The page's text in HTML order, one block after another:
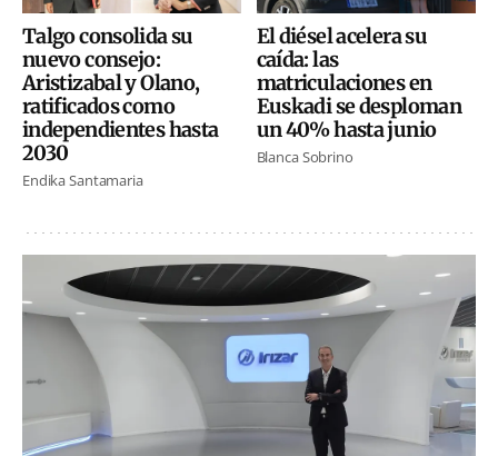
Talgo consolida su
nuevo consejo:
Aristizabal y Olano,
ratificados como
independientes hasta
2030
Endika Santamaria
El diésel acelera su
caída: las
matriculaciones en
Euskadi se desploman
un 40% hasta junio
Blanca Sobrino